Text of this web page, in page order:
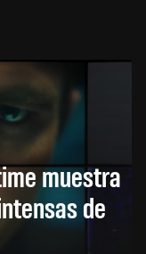
muestra
de